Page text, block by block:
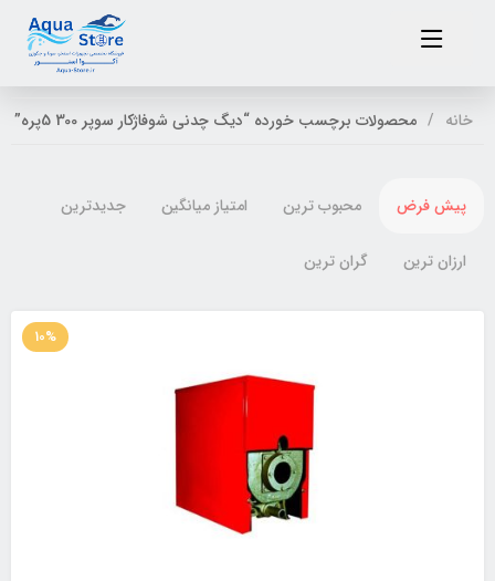
خانه محصولات برچسب خورده “دیگ چدنی شوفاژکار سوپر 300 5پره”
پیش فرض محبوب ترین امتیاز میانگین جدیدترین
ارزان ترین گران ترین
10%